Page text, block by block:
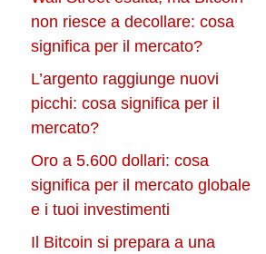
non riesce a decollare: cosa
significa per il mercato?
L’argento raggiunge nuovi
picchi: cosa significa per il
mercato?
Oro a 5.600 dollari: cosa
significa per il mercato globale
e i tuoi investimenti
Il Bitcoin si prepara a una